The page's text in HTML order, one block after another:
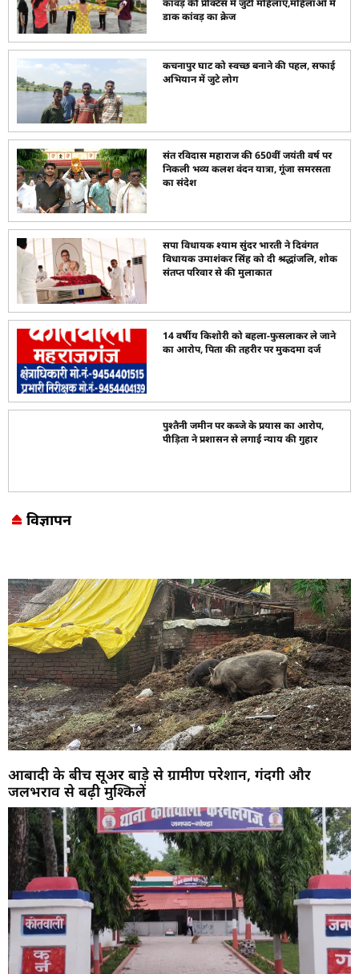
डाक कांवड़ का क्रेज
कचनापुर घाट को स्वच्छ बनाने की पहल, सफाई
अभियान में जुटे लोग
संत रविदास महाराज की 650वीं जयंती वर्ष पर
निकली भव्य कलश वंदन यात्रा, गूंजा समरसता
का संदेश
सपा विधायक श्याम सुंदर भारती ने दिवंगत
विधायक उमाशंकर सिंह को दी श्रद्धांजलि, शोक
संतप्त परिवार से की मुलाकात
14 वर्षीय किशोरी को बहला-फुसलाकर ले जाने
का आरोप, पिता की तहरीर पर मुकदमा दर्ज
पुश्तैनी जमीन पर कब्जे के प्रयास का आरोप,
पीड़िता ने प्रशासन से लगाई न्याय की गुहार
विज्ञापन
आबादी के बीच सूअर बाड़े से ग्रामीण परेशान, गंदगी और
जलभराव से बढ़ी मुश्किलें